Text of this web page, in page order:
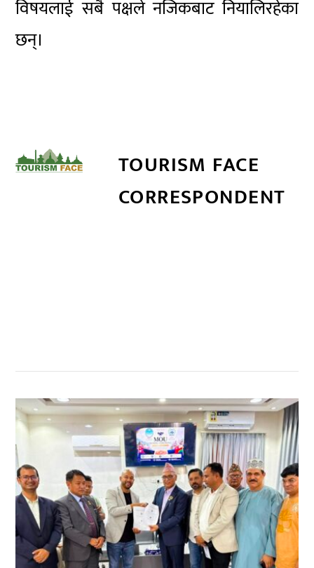
विषयलाई सबै पक्षले नजिकबाट नियालिरहेका
छन्।
TOURISM FACE
CORRESPONDENT
,,